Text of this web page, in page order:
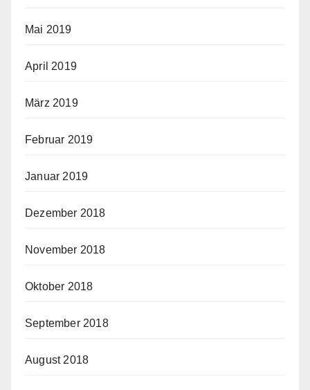
Mai 2019
April 2019
März 2019
Februar 2019
Januar 2019
Dezember 2018
November 2018
Oktober 2018
September 2018
August 2018